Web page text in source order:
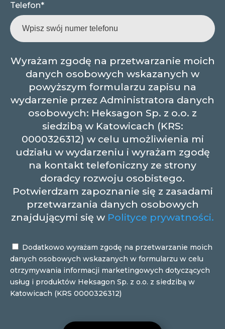
Telefon*
Wyrażam zgodę na przetwarzanie moich
danych osobowych wskazanych w
powyższym formularzu zapisu na
wydarzenie przez Administratora danych
osobowych: Heksagon Sp. z o.o. z
siedzibą w Katowicach (KRS:
0000326312) w celu umożliwienia mi
udziału w wydarzeniu i wyrażam zgodę
na kontakt telefoniczny ze strony
doradcy rozwoju osobistego.
Potwierdzam zapoznanie się z zasadami
przetwarzania danych osobowych
znajdującymi się w Polityce prywatności.
Dodatkowo wyrażam zgodę na przetwarzanie moich
danych osobowych wskazanych w formularzu w celu
otrzymywania informacji marketingowych dotyczących
usług i produktów Heksagon Sp. z o.o. z siedzibą w
Katowicach (KRS 0000326312)